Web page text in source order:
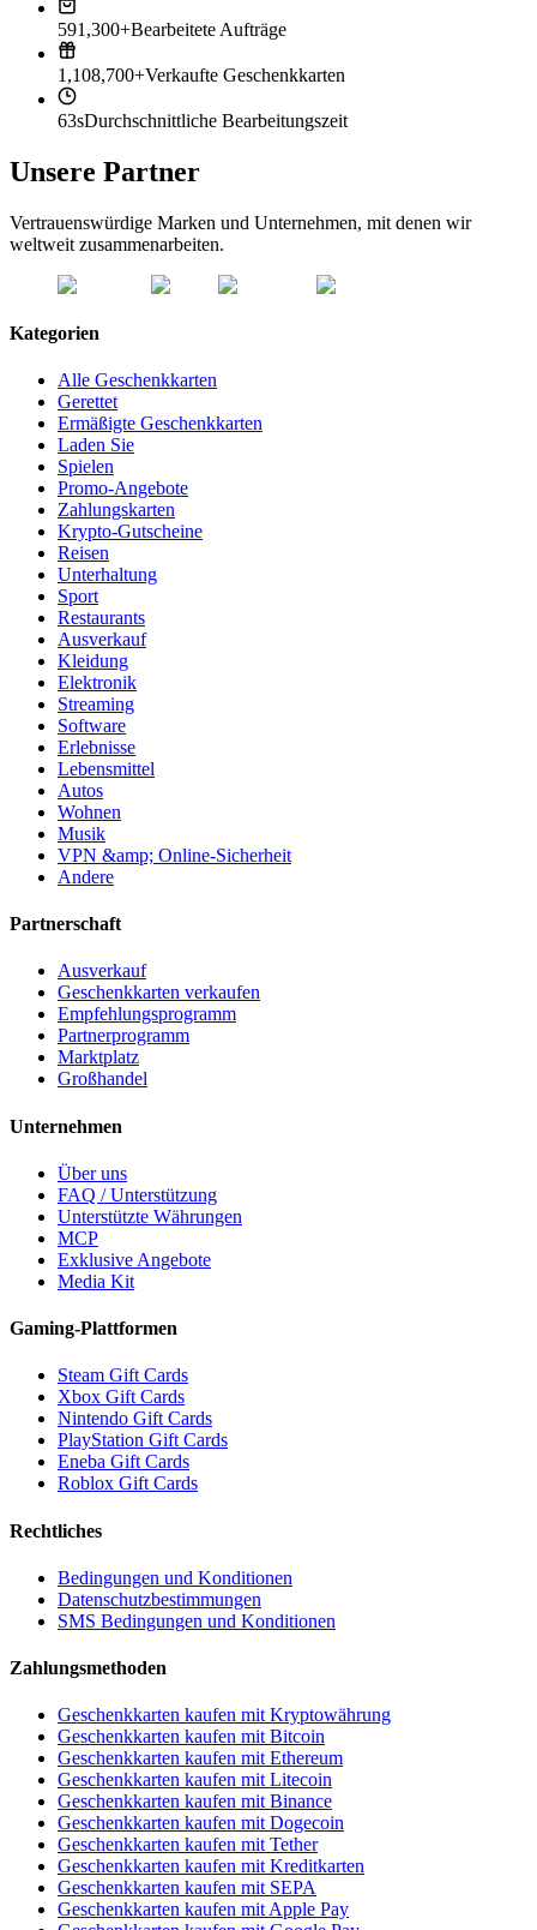
591,300+Bearbeitete Aufträge
1,108,700+Verkaufte Geschenkkarten
63sDurchschnittliche Bearbeitungszeit
Unsere Partner
Vertrauenswürdige Marken und Unternehmen, mit denen wir
weltweit zusammenarbeiten.
Kategorien
Alle Geschenkkarten
Gerettet
Ermäßigte Geschenkkarten
Laden Sie
Spielen
Promo-Angebote
Zahlungskarten
Krypto-Gutscheine
Reisen
Unterhaltung
Sport
Restaurants
Ausverkauf
Kleidung
Elektronik
Streaming
Software
Erlebnisse
Lebensmittel
Autos
Wohnen
Musik
VPN &amp; Online-Sicherheit
Andere
Partnerschaft
Ausverkauf
Geschenkkarten verkaufen
Empfehlungsprogramm
Partnerprogramm
Marktplatz
Großhandel
Unternehmen
Über uns
FAQ / Unterstützung
Unterstützte Währungen
MCP
Exklusive Angebote
Media Kit
Gaming-Plattformen
Steam Gift Cards
Xbox Gift Cards
Nintendo Gift Cards
PlayStation Gift Cards
Eneba Gift Cards
Roblox Gift Cards
Rechtliches
Bedingungen und Konditionen
Datenschutzbestimmungen
SMS Bedingungen und Konditionen
Zahlungsmethoden
Geschenkkarten kaufen mit Kryptowährung
Geschenkkarten kaufen mit Bitcoin
Geschenkkarten kaufen mit Ethereum
Geschenkkarten kaufen mit Litecoin
Geschenkkarten kaufen mit Binance
Geschenkkarten kaufen mit Dogecoin
Geschenkkarten kaufen mit Tether
Geschenkkarten kaufen mit Kreditkarten
Geschenkkarten kaufen mit SEPA
Geschenkkarten kaufen mit Apple Pay